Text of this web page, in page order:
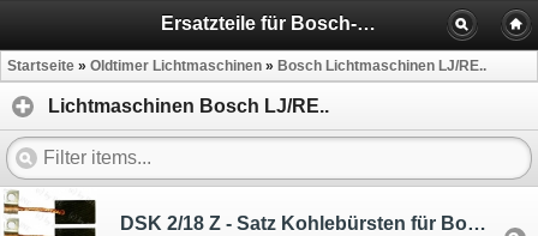
Ersatzteile für Bosch-Lichtmaschinen LJ/RED, RE..
Startseite » Oldtimer Lichtmaschinen » Bosch Lichtmaschinen LJ/RE..
Lichtmaschinen Bosch LJ/RE..
DSK 2/18 Z - Satz Kohlebürsten für Bosch RED